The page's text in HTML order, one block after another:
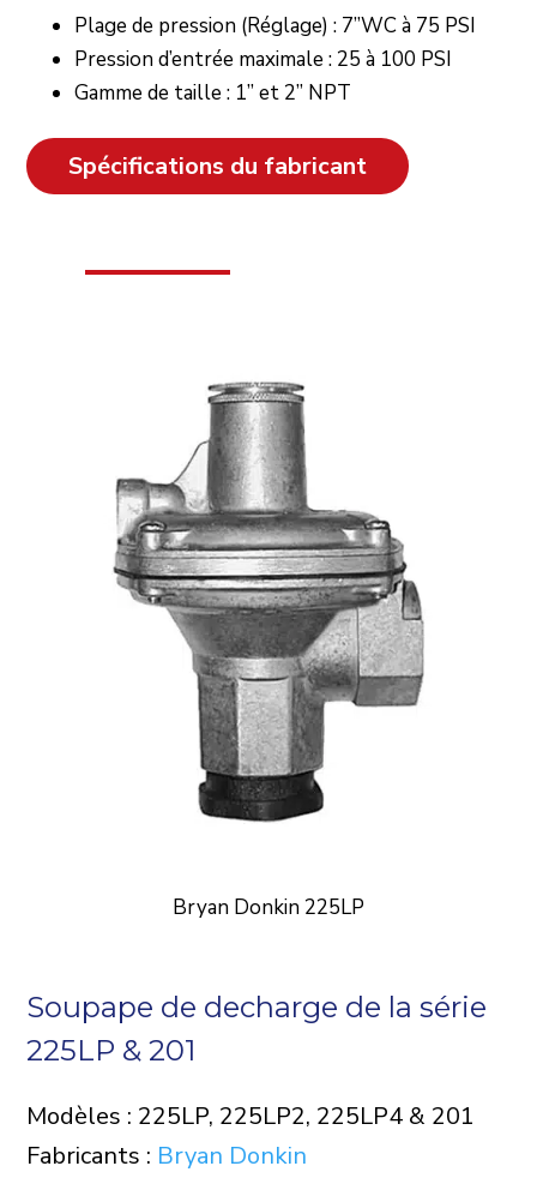
Plage de pression (Réglage) : 7”WC à 75 PSI
Pression d’entrée maximale : 25 à 100 PSI
Gamme de taille : 1” et 2” NPT
Spécifications du fabricant
Bryan Donkin 225LP
Soupape de decharge de la série
225LP & 201
Modèles : 225LP, 225LP2, 225LP4 & 201
Fabricants : Bryan Donkin